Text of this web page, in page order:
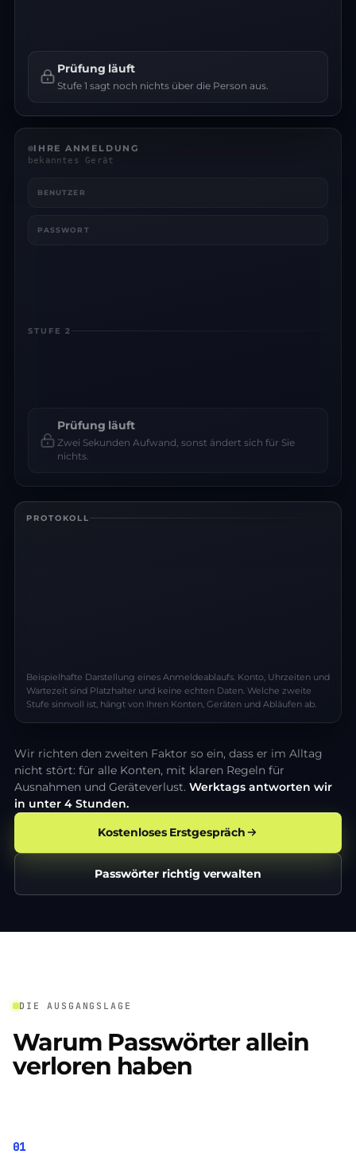
Prüfung läuft
Ohne zweite Stufe endet der Versuch hier.
IHRE ANMELDUNG
bekanntes Gerät
BENUTZER
PASSWORT
STUFE 2
Prüfung läuft
Zwei Sekunden Aufwand, sonst ändert sich für Sie
nichts.
PROTOKOLL
Beispielhafte Darstellung eines Anmeldeablaufs. Konto, Uhrzeiten und
Wartezeit sind Platzhalter und keine echten Daten. Welche zweite
Stufe sinnvoll ist, hängt von Ihren Konten, Geräten und Abläufen ab.
Wir richten den zweiten Faktor so ein, dass er im Alltag
nicht stört: für alle Konten, mit klaren Regeln für
Ausnahmen und Geräteverlust. Werktags antworten wir
in unter 4 Stunden.
Kostenloses Erstgespräch
Passwörter richtig verwalten
DIE AUSGANGSLAGE
Warum Passwörter allein
verloren haben
01